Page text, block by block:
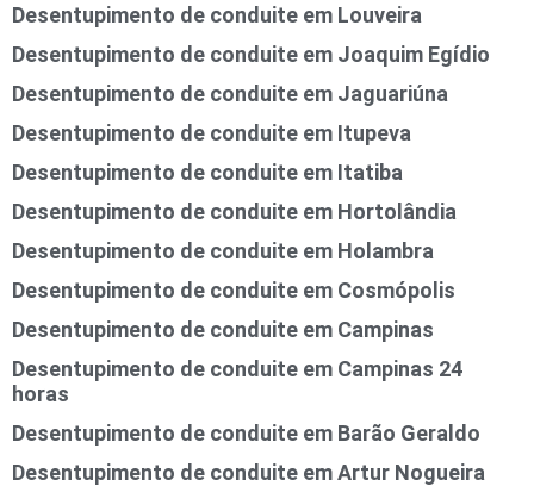
Desentupimento de conduite em Louveira
Desentupimento de conduite em Joaquim Egídio
Desentupimento de conduite em Jaguariúna
Desentupimento de conduite em Itupeva
Desentupimento de conduite em Itatiba
Desentupimento de conduite em Hortolândia
Desentupimento de conduite em Holambra
Desentupimento de conduite em Cosmópolis
Desentupimento de conduite em Campinas
Desentupimento de conduite em Campinas 24
horas
Desentupimento de conduite em Barão Geraldo
Desentupimento de conduite em Artur Nogueira